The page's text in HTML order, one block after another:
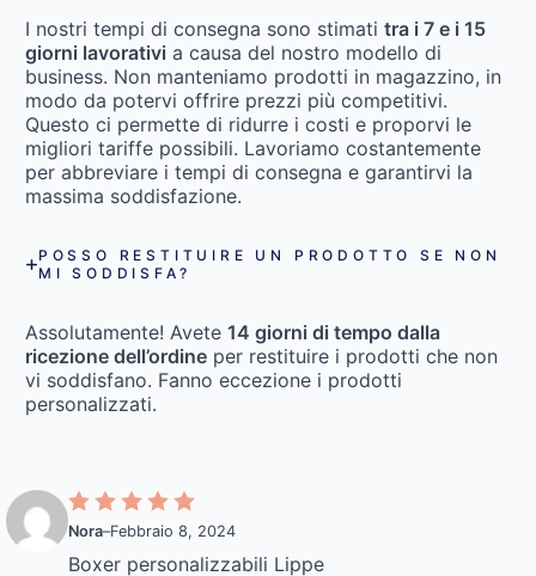
I nostri tempi di consegna sono stimati tra i 7 e i 15
giorni lavorativi a causa del nostro modello di
business. Non manteniamo prodotti in magazzino, in
modo da potervi offrire prezzi più competitivi.
Questo ci permette di ridurre i costi e proporvi le
migliori tariffe possibili. Lavoriamo costantemente
per abbreviare i tempi di consegna e garantirvi la
massima soddisfazione.
POSSO RESTITUIRE UN PRODOTTO SE NON
MI SODDISFA?
Assolutamente! Avete 14 giorni di tempo dalla
ricezione dell’ordine per restituire i prodotti che non
vi soddisfano. Fanno eccezione i prodotti
personalizzati.
Nora–Febbraio 8, 2024
Boxer personalizzabili Lippe